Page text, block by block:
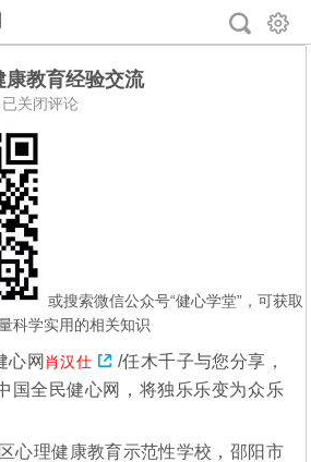
康教育经验交流
邵
市
一
中
心
理
健
康
教
经
验
已关闭评论
或搜索微信公众号“健心学堂”，可获取
科学实用的相关知识
心网 肖汉仕
/任木千子与您分享，
国全民健心网，将独乐乐变为众乐
理健康教育示范性学校，邵阳市